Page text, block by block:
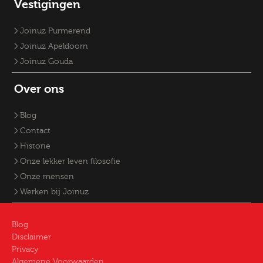
Vestigingen
Joinuz Purmerend
Joinuz Apeldoorn
Joinuz Gouda
Over ons
Blog
Contact
Historie
Onze lekker leven filosofie
Onze mensen
Werken bij Joinuz
Blog
Disclaimer
Privacy